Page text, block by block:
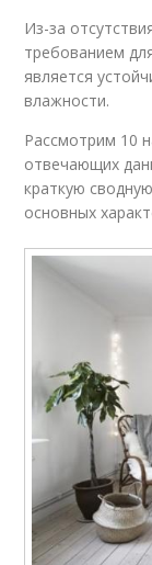
Из-за
требованием
является
влажности.
Рассмотрим 10
отвечающих
краткую
основных